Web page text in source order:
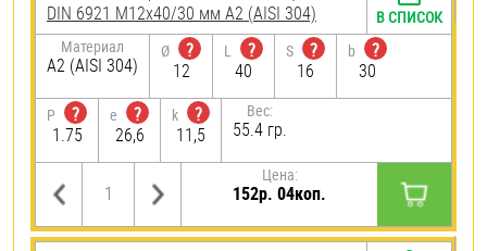
DIN 6921 М12х40/30 мм А2 (AISI 304)
Материал
А2 (AISI 304)
Ø
?
12
L
?
40
S
?
16
b
?
30
P
?
1.75
e
?
26,6
k
?
11,5
Вес:
55.4 гр.
Цена:
152р. 04коп.
В СПИСОК